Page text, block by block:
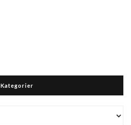
Kategorier